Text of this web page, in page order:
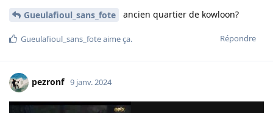
Gueulafioul_sans_fote ancien quartier de kowloon?
Répondre
Gueulafioul_sans_foteaime ça.
pezronf 9 janv. 2024